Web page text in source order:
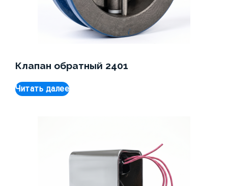
Клапан обратный 2401
Читать далее